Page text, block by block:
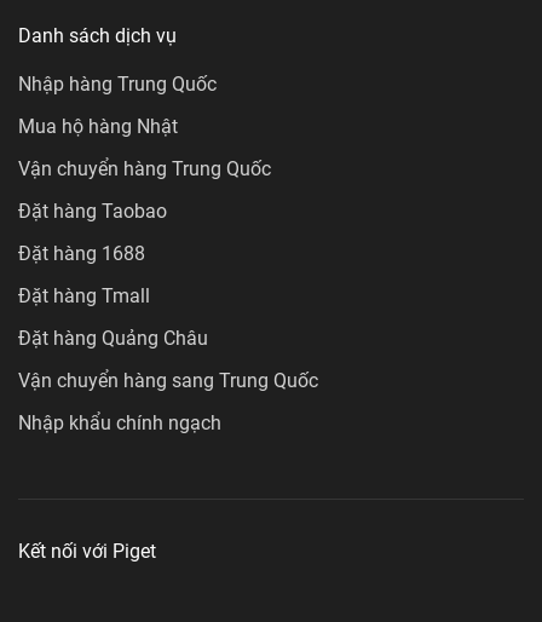
Danh sách dịch vụ
Nhập hàng Trung Quốc
Mua hộ hàng Nhật
Vận chuyển hàng Trung Quốc
Đặt hàng Taobao
Đặt hàng 1688
Đặt hàng Tmall
Đặt hàng Quảng Châu
Vận chuyển hàng sang Trung Quốc
Nhập khẩu chính ngạch
Kết nối với Piget